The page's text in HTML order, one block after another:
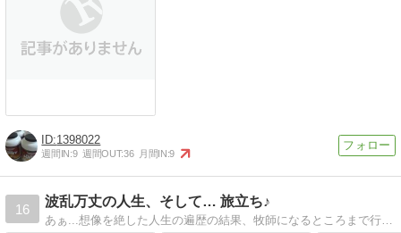
1398022
週間IN:9 週間OUT:36 月間IN:9
16
波乱万丈の人生、そして… 旅立ち♪
あぁ...想像を絶した人生の遍歴の結果、牧師になるところまで行ってしまった... 気ままに綴る、日々のできごと♪ 東京から海外の田舎まで…